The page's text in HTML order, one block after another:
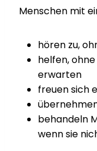
Menschen mit
hören zu,
helfen,
erwarten
freuen sich
behandeln
wenn sie